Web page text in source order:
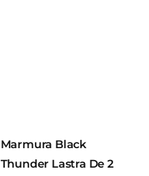
Marmura Black
Thunder Lastra De 2